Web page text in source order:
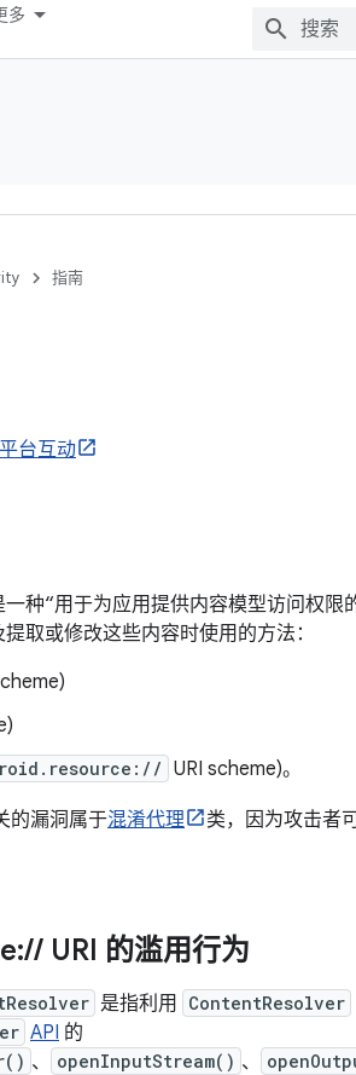
多
指南
台互动
一种“用于为应用提供内容模型访问权
取或修改这些内容时使用的方法：
URI scheme)。
的漏洞属于混淆代理
类，因为攻击者
// URI 的滥用行为
是指利用 ContentResolver
API 的
、 openInputStream() 、